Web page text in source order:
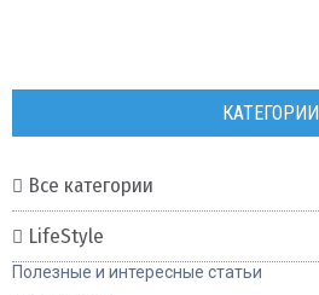
КАТЕГОРИИ
Все категории
LifeStyle
Полезные и интересные статьи